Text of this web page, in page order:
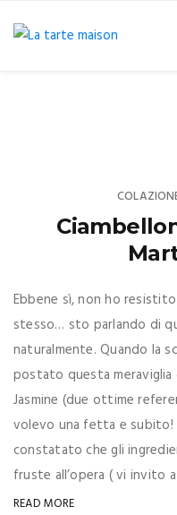
Ebbene sì, non ho
stesso… sto parlando di
naturalmente. Quando la
postato questa
Jasmine (due ottime
volevo una fetta e subito!
constatato che gli
fruste all’opera ( vi invito
READ MORE